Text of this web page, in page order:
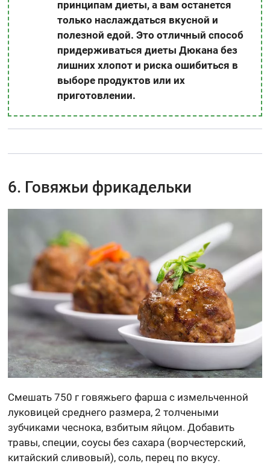
принципам диеты, а вам останется
только наслаждаться вкусной и
полезной едой. Это отличный способ
придерживаться диеты Дюкана без
лишних хлопот и риска ошибиться в
выборе продуктов или их
приготовлении.
6. Говяжьи фрикадельки
Смешать 750 г говяжьего фарша с измельченной
луковицей среднего размера, 2 толчеными
зубчиками чеснока, взбитым яйцом. Добавить
травы, специи, соусы без сахара (ворчестерский,
китайский сливовый), соль, перец по вкусу.